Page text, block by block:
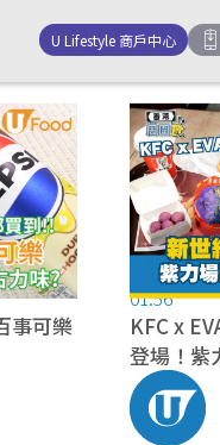
U Lifestyle 商戶中心
事可樂
01:56
KFC x
登場！紫
品